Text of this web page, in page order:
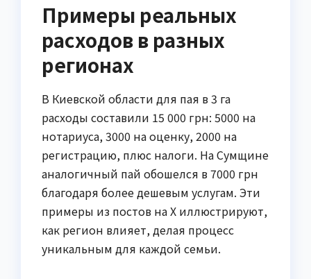
Примеры реальных
расходов в разных
регионах
В Киевской области для пая в 3 га
расходы составили 15 000 грн: 5000 на
нотариуса, 3000 на оценку, 2000 на
регистрацию, плюс налоги. На Сумщине
аналогичный пай обошелся в 7000 грн
благодаря более дешевым услугам. Эти
примеры из постов на X иллюстрируют,
как регион влияет, делая процесс
уникальным для каждой семьи.